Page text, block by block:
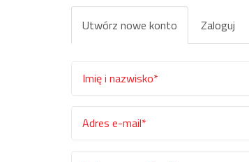
Zakładki
podstawowe
Utwórz nowe konto (aktywna
karta)
Zaloguj